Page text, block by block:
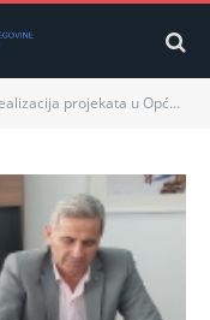
projekata u Općini Žepče